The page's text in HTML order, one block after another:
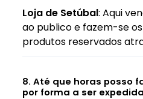
Loja de Setúbal: Aqui
ao publico e fazem-se
produtos reservados
8. Até que horas posso
por forma a ser